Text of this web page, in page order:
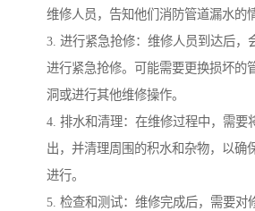
维修人员，告知他们消防管道漏水的
3. 进行紧急抢修：维修人员到达后，
进行紧急抢修。可能需要更换损坏的
洞或进行其他维修操作。
4. 排水和清理：在维修过程中，需要
出，并清理周围的积水和杂物，以确
进行。
5. 检查和测试：维修完成后，需要对